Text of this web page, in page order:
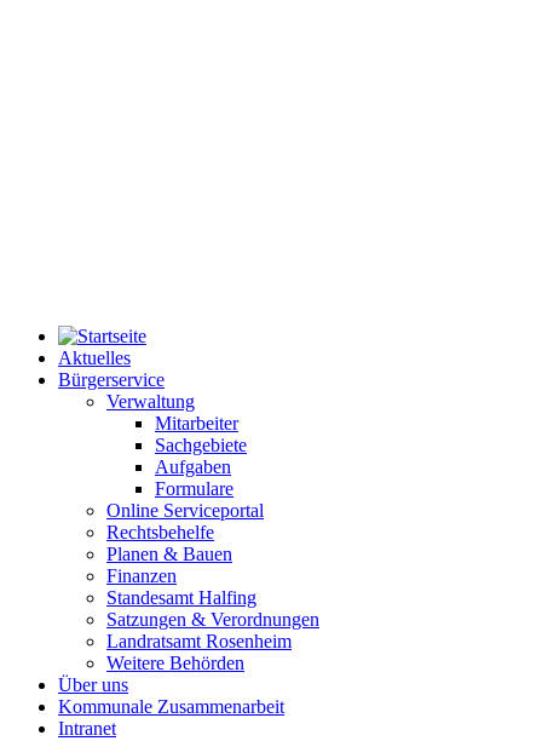
Aktuelles
Bürgerservice
Verwaltung
Mitarbeiter
Sachgebiete
Aufgaben
Formulare
Online Serviceportal
Rechtsbehelfe
Planen & Bauen
Finanzen
Standesamt Halfing
Satzungen & Verordnungen
Landratsamt Rosenheim
Weitere Behörden
Über uns
Kommunale Zusammenarbeit
Intranet